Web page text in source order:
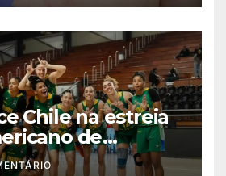
Chile na estreia
de